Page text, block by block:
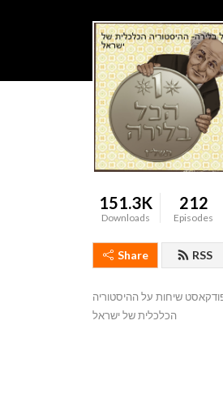
151.3K
Downloads
212
Episodes
Share RSS
שיחות על ההיסטוריה
הכלכלית של ישראל